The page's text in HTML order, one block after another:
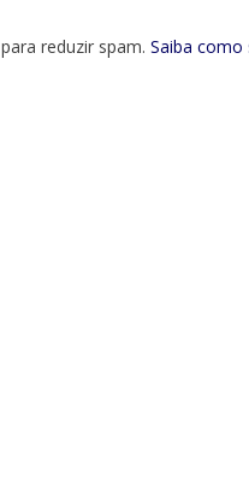
reduzir spam. Saiba